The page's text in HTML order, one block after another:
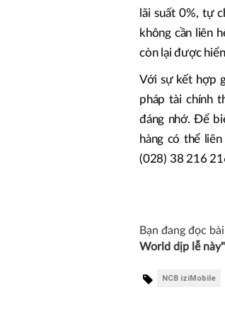
lãi suất 0%, tự
không cần liên
còn lại được
Với sự kết hợp
pháp tài chính
đáng nhớ. Để
hàng có thể
(028) 38 216
Bạn đang đọc
World dịp lễ này"
NCB iziMobile